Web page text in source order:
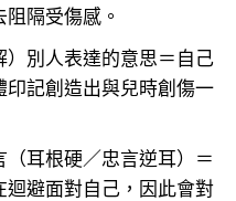
隔受傷感。
別人表達的意思＝自己
記創造出與兒時創傷一
耳根硬／忠言逆耳）＝
避面對自己，因此會對